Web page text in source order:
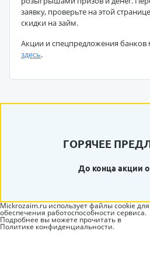
заявку, проверьте на этой
скидки на займ.
Акции и спецпредложения
здесь.
ГОРЯЧЕЕ
До конца акции
Mickrozaim.ru использует файлы cookie для
обеспечения работоспособности сервиса.
Подробнее вы можете прочитать в
Политике конфиденциальности.